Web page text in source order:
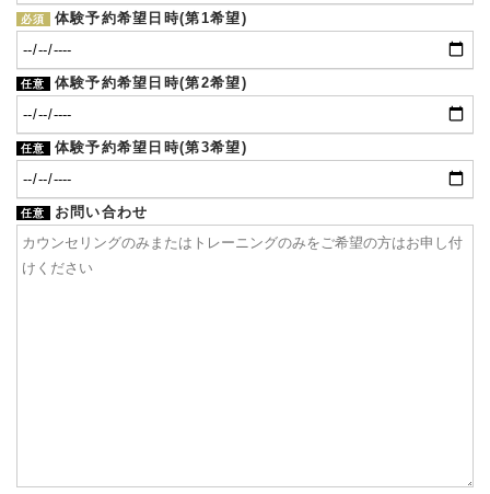
必須 体験予約希望日時(第1希望)
任意 体験予約希望日時(第2希望)
任意 体験予約希望日時(第3希望)
任意 お問い合わせ